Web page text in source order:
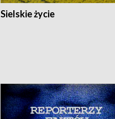
Sielskie życie